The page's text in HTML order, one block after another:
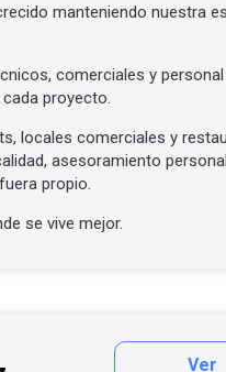
Contactar por
manteniendo nuestra
comerciales y personal
proyecto.
locales comerciales y
asesoramiento
propio.
se vive mejor.
Ver